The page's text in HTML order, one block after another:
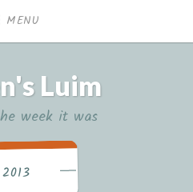
MENU
Luim
week it was